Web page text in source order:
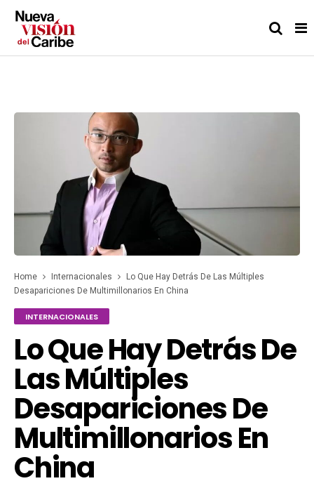
Home Internacionales
Lo Que Hay Detrás De Las Múltiples
Desapariciones De Multimillonarios En China
INTERNACIONALES
Lo Que Hay Detrás De
Las Múltiples
Desapariciones De
Multimillonarios En
China